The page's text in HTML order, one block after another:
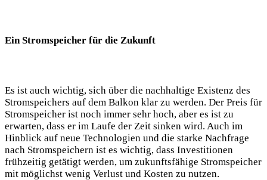
Ein Stromspeicher für die Zukunft
Es ist auch wichtig, sich über die nachhaltige Existenz des
Stromspeichers auf dem Balkon klar zu werden. Der Preis für
Stromspeicher ist noch immer sehr hoch, aber es ist zu
erwarten, dass er im Laufe der Zeit sinken wird. Auch im
Hinblick auf neue Technologien und die starke Nachfrage
nach Stromspeichern ist es wichtig, dass Investitionen
frühzeitig getätigt werden, um zukunftsfähige Stromspeicher
mit möglichst wenig Verlust und Kosten zu nutzen.